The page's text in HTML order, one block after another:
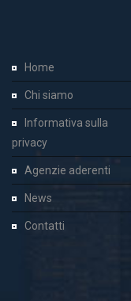
Home
Chi siamo
Informativa sulla
privacy
Agenzie aderenti
News
Contatti